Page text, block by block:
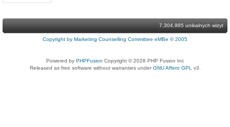
7,304,985 unikalnych wizyt
Copyright by Marketing Counselling Committee eMBe © 2005
Powered by PHPFusion Copyright © 2026 PHP Fusion Inc
Released as free software without warranties underGNU Affero GPL v3.